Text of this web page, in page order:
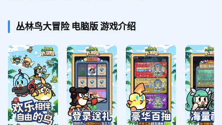
丛林鸟大冒险 电脑版游戏介绍